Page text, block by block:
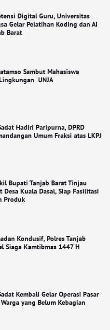
Digital Guru, Universitas
Gelar Pelatihan Koding dan AI
Barat
Sambut Mahasiswa
UNJA
Hadiri Paripurna, DPRD
Umum Fraksi atas LKPJ
Bupati Tanjab Barat Tinjau
Desa Kuala Dasal, Siap Fasilitasi
Produk
Kondusif, Polres Tanjab
Siaga Kamtibmas 1447 H
Kembali Gelar Operasi Pasar
yang Belum Kebagian